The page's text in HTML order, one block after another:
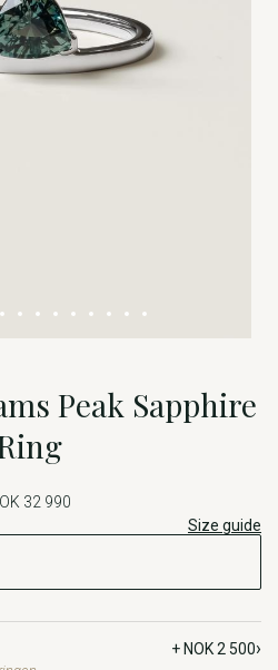
Peak Sapphire
32 990
Size guide
+ NOK 2 500›